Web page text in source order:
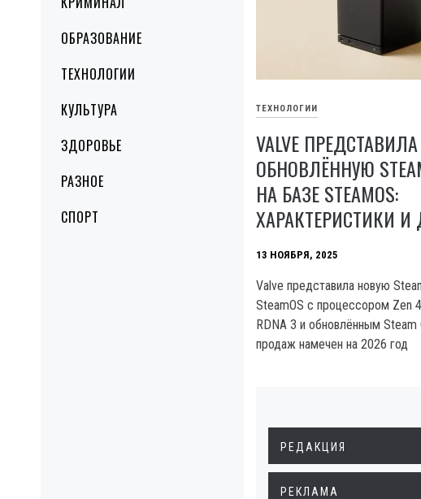
ОБРАЗОВАНИЕ
ТЕХНОЛОГИИ
КУЛЬТУРА
ЗДОРОВЬЕ
РАЗНОЕ
СПОРТ
ТЕХНОЛОГИИ
VALVE ПРЕДСТАВИЛА
ОБНОВЛЁННУЮ
НА БАЗЕ STEAMOS:
ХАРАКТЕРИСТИКИ И
13 НОЯБРЯ, 2025
Valve представила новую
SteamOS с процессором Zen
RDNA 3 и обновлённым Steam
продаж намечен на 2026 год
РЕДАКЦИЯ
РЕКЛАМА